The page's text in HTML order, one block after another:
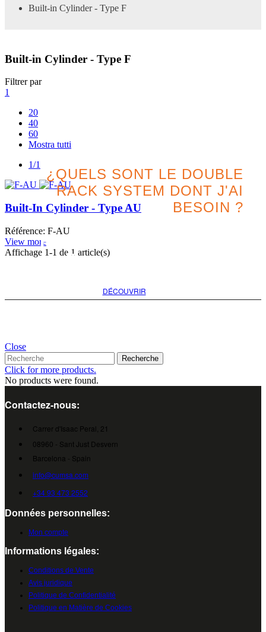
Built-in Cylinder - Type F
Built-in Cylinder - Type F
Filtrer par
1
20
40
60
Mostra tutti
1/1
Built-In Cylinder - Type AU
Référence: F-AU
View more
Affichage 1-1 de 1 article(s)
¿QUELS SONT LE DOUBLE
RACK SYSTEM DONT J'AI
BESOIN ?
Recherchez la meilleure
option pour votre projet
DÉCOUVRIR
Close
Recherche
Click for more products.
No products were found.
Contactez-nous:
Carrer d'Isaac Peral, 21
08960 - Sant Just Desvern
Barcelona - Spain
info@cumsa.com
+34 93 473 2552
Données personnelles:
Mon compte
Informations légales:
Conditions de Vente
Avis juridique
Politique de Confidentialité
Politique en Matière de Cookies